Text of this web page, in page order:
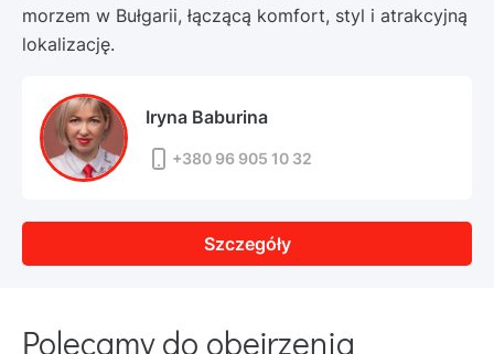
morzem w Bułgarii, łączącą komfort, styl i atrakcyjną
lokalizację.
Iryna Baburina
+380 96 905 10 32
Szczegóły
Polecamy do obejrzenia